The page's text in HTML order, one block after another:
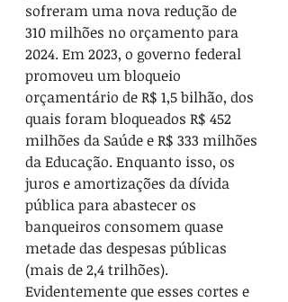
sofreram uma nova redução de
310 milhões no orçamento para
2024. Em 2023, o governo federal
promoveu um bloqueio
orçamentário de R$ 1,5 bilhão, dos
quais foram bloqueados R$ 452
milhões da Saúde e R$ 333 milhões
da Educação. Enquanto isso, os
juros e amortizações da dívida
pública para abastecer os
banqueiros consomem quase
metade das despesas públicas
(mais de 2,4 trilhões).
Evidentemente que esses cortes e